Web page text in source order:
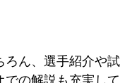
ろん、選手紹介や試
の解説も充実して